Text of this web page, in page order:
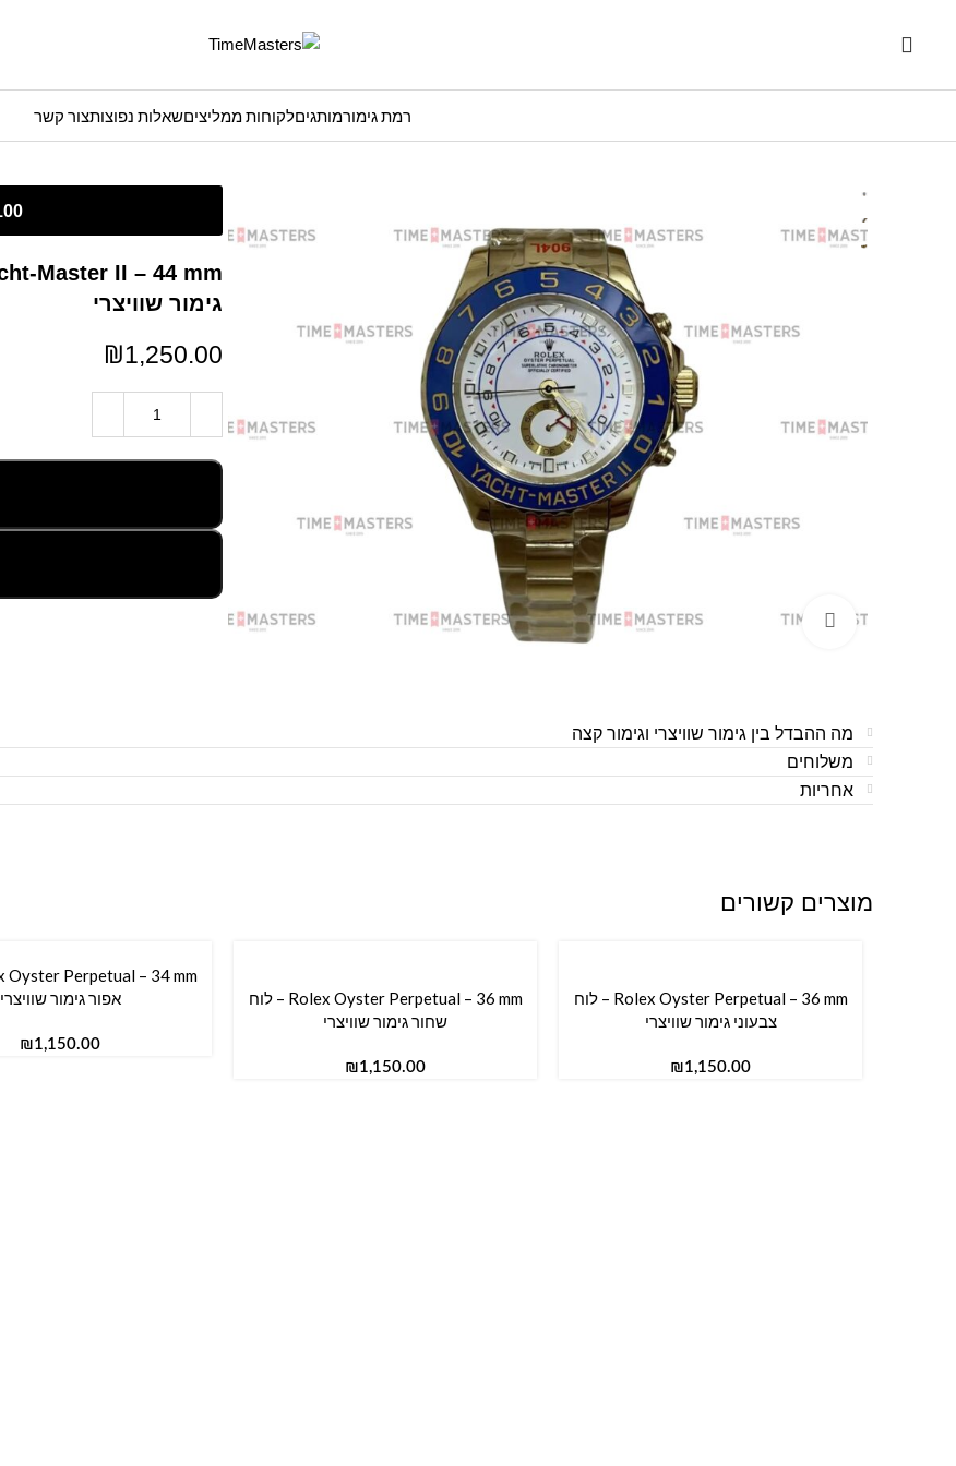
רמת גימורמותגיםלקוחות ממליציםשאלות נפוצותצור קשר
לחצו להגדלה
גימור שוויצרי
₪
מה ההבדל בין גימור שוויצרי וגימור קצה
משלוחים
אחריות
מוצרים קשורים
הוספה לסל
Rolex Oyster Perpetual – 36 mm – לוח
צבעוני גימור שוויצרי
₪
הוספה לסל
Rolex Oyster Perpetual – 36 mm – לוח
שחור גימור שוויצרי
₪
הוספה לסל
אפור גימור שוויצרי
₪